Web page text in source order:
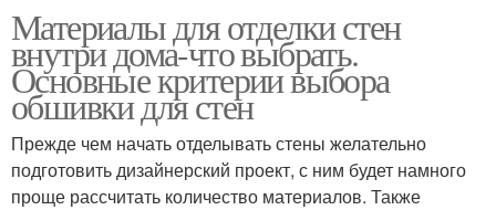
Материалы для отделки стен
внутри дома-что выбрать.
Основные критерии выбора
обшивки для стен
Прежде чем начать отделывать стены желательно
подготовить дизайнерский проект, с ним будет намного
проще рассчитать количество материалов. Также